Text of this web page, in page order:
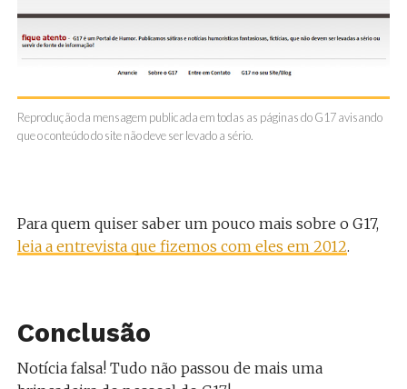
Reprodução da mensagem publicada em todas as páginas do G17 avisando
que o conteúdo do site não deve ser levado a sério.
Para quem quiser saber um pouco mais sobre o G17,
leia a entrevista que fizemos com eles em 2012.
Conclusão
Notícia falsa! Tudo não passou de mais uma